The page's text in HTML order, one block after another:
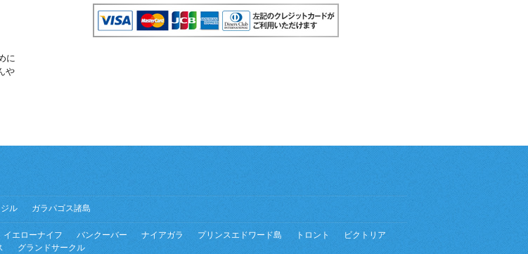
に
や
ル ガラパゴス諸島
イエローナイフ バンクーバー ナイアガラ プリンスエドワード島 トロント
ビクトリア
グランドサークル